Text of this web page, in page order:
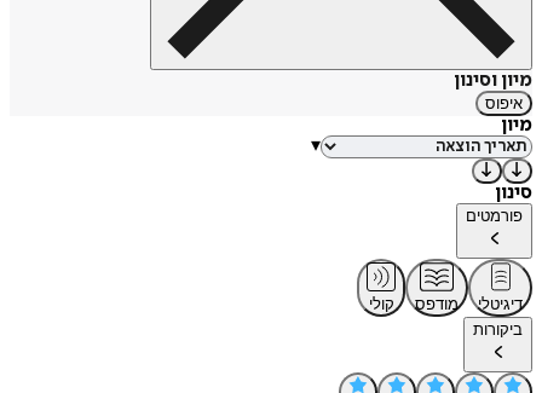
מיון וסינון
איפוס
מיון
▾
סינון
פורמטים
דיגיטלי מודפס
קולי
ביקורות